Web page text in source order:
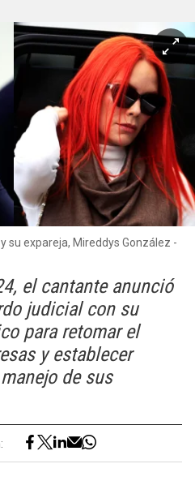
su expareja, Mireddys González -
el cantante anunció
judicial con su
para retomar el
y establecer
de sus